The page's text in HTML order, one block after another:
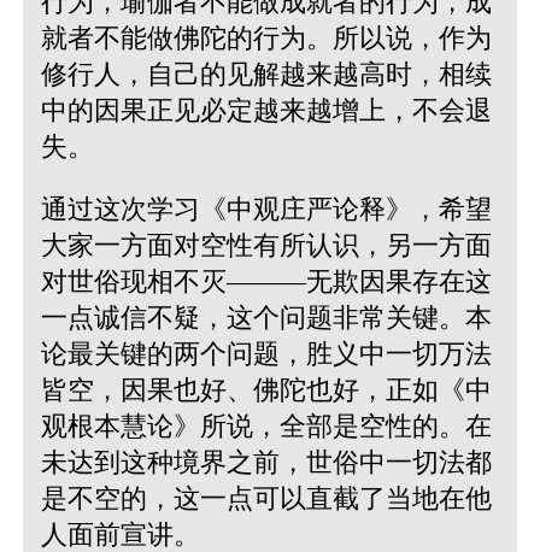
就者不能做佛陀的行为。所以说，作为
修行人，自己的见解越来越高时，相续
中的因果正见必定越来越增上，不会退
失。
通过这次学习《中观庄严论释》，希望
大家一方面对空性有所认识，另一方面
对世俗现相不灭———无欺因果存在这
一点诚信不疑，这个问题非常关键。本
论最关键的两个问题，胜义中一切万法
皆空，因果也好、佛陀也好，正如《中
观根本慧论》所说，全部是空性的。在
未达到这种境界之前，世俗中一切法都
是不空的，这一点可以直截了当地在他
人面前宣讲。